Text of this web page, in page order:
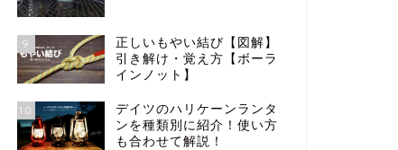
9
正しいもやい結び【図解】
引き解け・覚え方【ボーラ
インノット】
10
デイツのハリケーンランタ
ンを種類別に紹介！使い方
も合わせて解説！